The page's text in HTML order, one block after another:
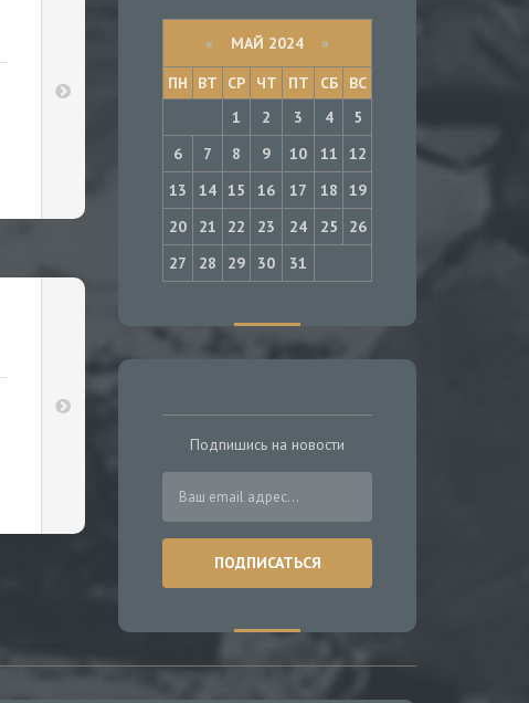
« МАЙ 2024 »
ПН
ВТ СР ЧТ ПТ СБ
ВС
1
2 3 4
5
6
7 8 9 10 11
12
13
14 15 16 17 18
19
20
21 22 23 24 25
26
27
28 29 30 31
Подпишись на новости